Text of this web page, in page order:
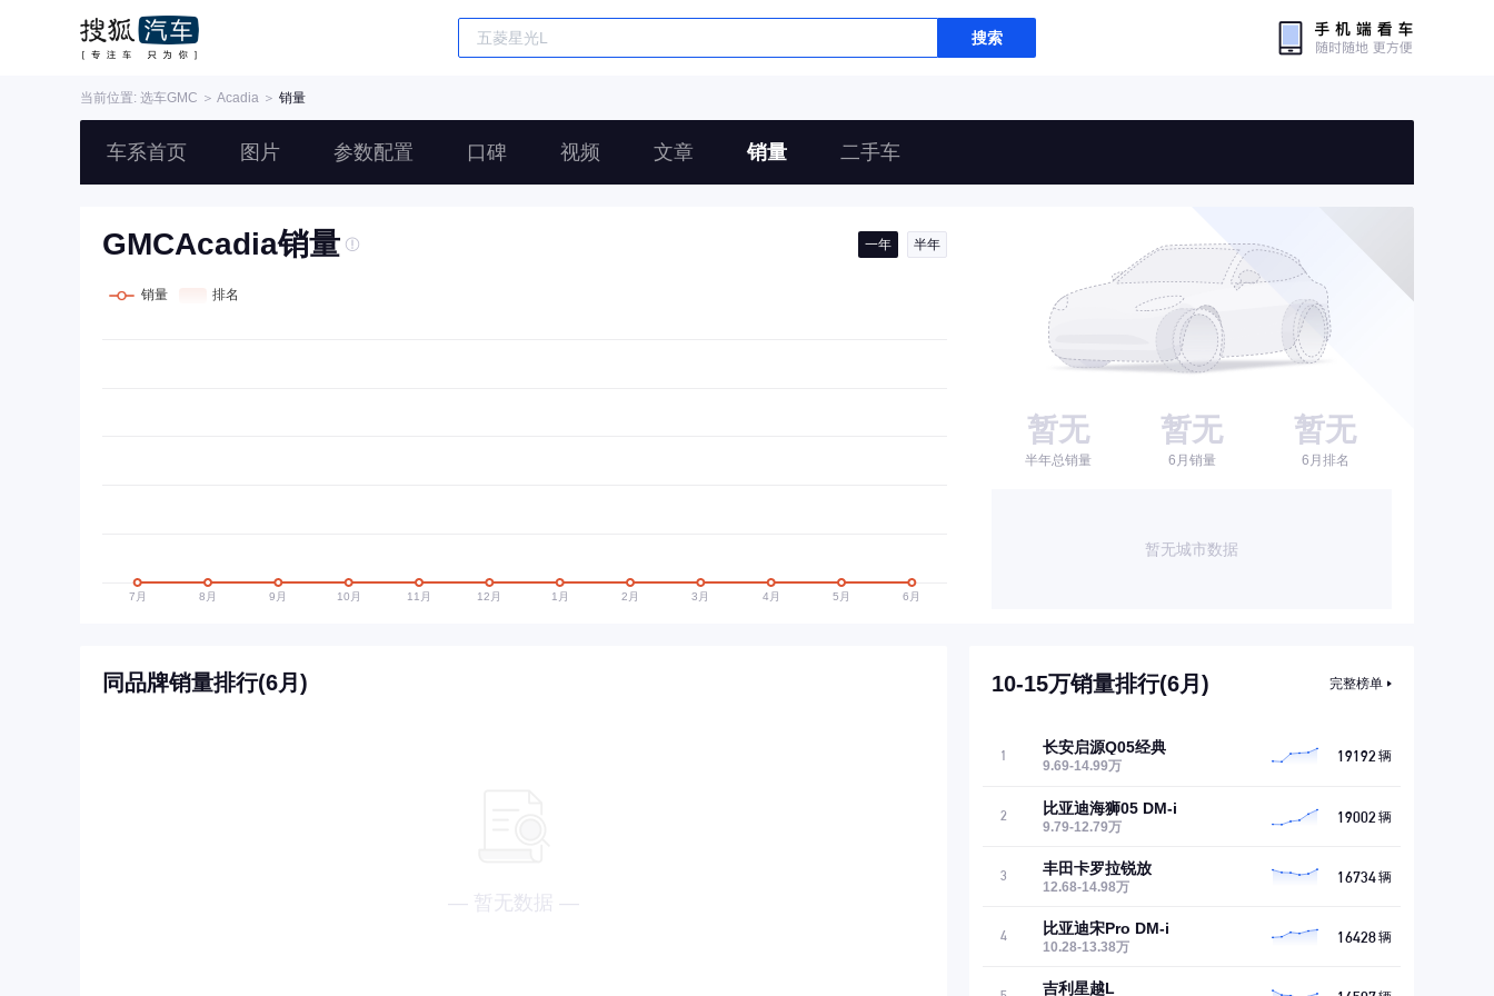
搜索
当前位置: 选车GMC ＞ Acadia ＞ 销量
车系首页 图片 参数配置 口碑 视频 文章 销量 二手车
GMCAcadia销量 一年 半年
暂无
半年总销量
暂无
6月销量
暂无
6月排名
暂无城市数据
同品牌销量排行(6月)
— 暂无数据 —
10-15万销量排行(6月) 完整榜单
1 长安启源Q05经典
9.69-14.99万
19192 辆
2 比亚迪海狮05 DM-i
9.79-12.79万
19002 辆
3 丰田卡罗拉锐放
12.68-14.98万
16734辆
4 比亚迪宋Pro DM-i
10.28-13.38万
16428辆
吉利星越L